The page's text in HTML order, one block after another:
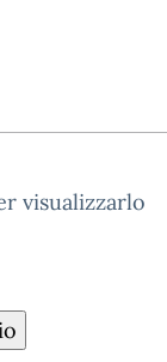
visualizzarlo